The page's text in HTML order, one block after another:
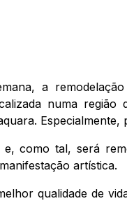
a
numa região
Especialmente,
como tal, será
artística.
qualidade de